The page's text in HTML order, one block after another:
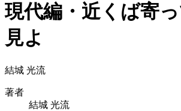
現代編・近くば寄
見よ
結城 光流
著者
結城 光流